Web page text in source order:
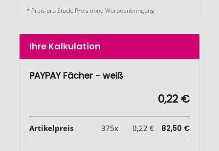
* Preis pro Stück. Preis ohne Werbeanbringung
Ihre Kalkulation
PAYPAY Fächer - weiß
0,22 €
Artikelpreis 375x 0,22 € 82,50 €